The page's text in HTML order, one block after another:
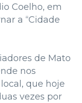
Coelho, em
a “Cidade
de Mato
nos
que hoje
vezes por